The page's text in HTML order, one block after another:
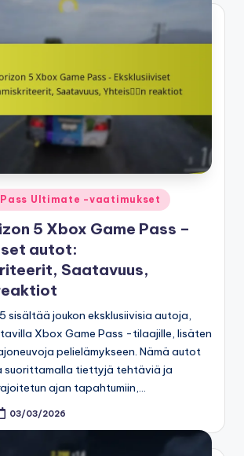
Pass Ultimate -vaatimukset
5 Xbox Game Pass –
autot:
Saatavuus,
sisältää joukon eksklusiivisia autoja,
Xbox Game Pass -tilaajille, lisäten
pelielämykseen. Nämä autot
suorittamalla tiettyjä tehtäviä ja
ajan tapahtumiin,…
03/03/2026